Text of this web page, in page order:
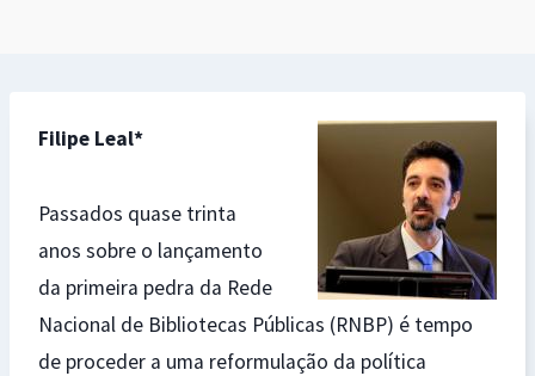
Filipe Leal*
Passados quase trinta
anos sobre o lançamento
da primeira pedra da Rede
Nacional de Bibliotecas Públicas (RNBP) é tempo
de proceder a uma reformulação da política